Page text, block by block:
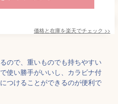
価格と在庫を楽天でチェック >>
ので、重いものでも持ちやすい
使い勝手がいいし、カラビナ付
つけることができるのが便利で